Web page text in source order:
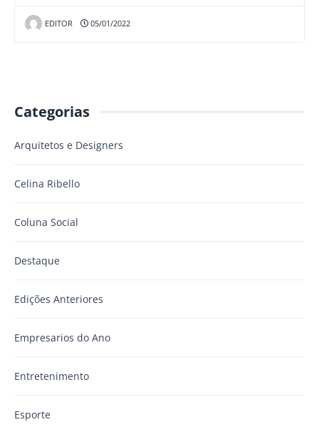
EDITOR 05/01/2022
Categorias
Arquitetos e Designers
Celina Ribello
Coluna Social
Destaque
Edições Anteriores
Empresarios do Ano
Entretenimento
Esporte